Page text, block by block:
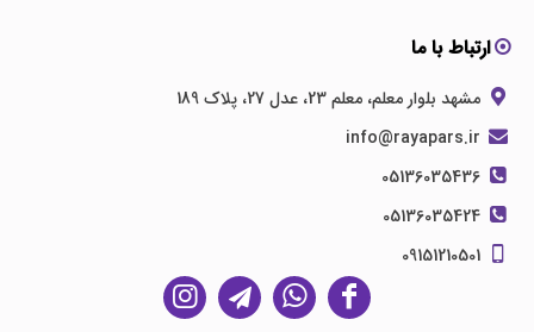
ارتباط با ما
مشهد بلوار معلم، معلم 23، عدل 27، پلاک 189
05136035436
05136035424
09151210501